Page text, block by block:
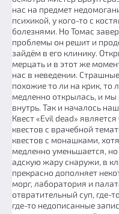
нас на предмет
психикой, у кого-то с
болезнями. Но Томас
проблемы он решит и
зайдём в его клинику.
мерцать и в этот же
нас в неведении.
похожие то ли на крик, то
медленно открылась, и
внутрь. Так и началось
Квест «Evil dead»
квестов с врачебной
квестов с монашками,
медленно уменьшается,
адскую жару снаружи, в
прекрасно дополняет
морг, лаборатория и
отвратительный суп, где-
где-то недописанные